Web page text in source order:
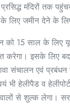
मंदिरों तक
के लिए जमीन देने के
को 15 साल के लिए
करेगा। इसके लिए
संचालन एवं प्रबंधन
भी हेलीपैड व
से शुल्क लेगा।